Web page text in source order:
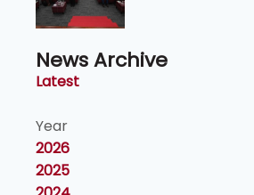
News Archive
Latest
Year
2026
2025